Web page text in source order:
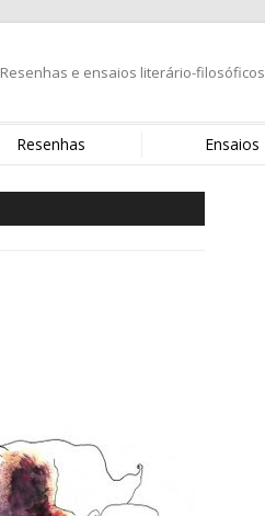
Resenhas e ensaios literário-filosóficos
Resenhas Ensaios